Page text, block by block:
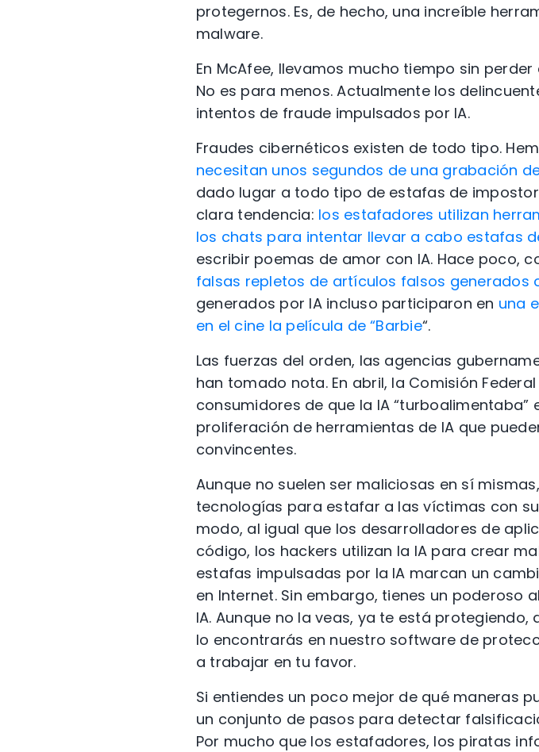
protegernos. Es, de hecho, una increíble
malware.
En McAfee, llevamos mucho tiempo sin perder
No es para menos. Actualmente los
intentos de fraude impulsados por IA.
Fraudes cibernéticos existen de todo tipo.
necesitan unos segundos de una grabación
dado lugar a todo tipo de estafas de
clara tendencia: los estafadores utilizan
los chats para intentar llevar a cabo estafas
escribir poemas de amor con IA. Hace poco,
falsas repletos de artículos falsos generados
generados por IA incluso participaron en una
en el cine la película de “Barbie“.
Las fuerzas del orden, las agencias
han tomado nota. En abril, la Comisión
consumidores de que la IA
proliferación de herramientas de IA que
convincentes.
Aunque no suelen ser maliciosas en sí
tecnologías para estafar a las víctimas con
modo, al igual que los desarrolladores de
código, los hackers utilizan la IA para crear
estafas impulsadas por la IA marcan un
en Internet. Sin embargo, tienes un poderoso
IA. Aunque no la veas, ya te está
lo encontrarás en nuestro software de
a trabajar en tu favor.
Si entiendes un poco mejor de qué maneras
un conjunto de pasos para detectar
Por mucho que los estafadores, los piratas